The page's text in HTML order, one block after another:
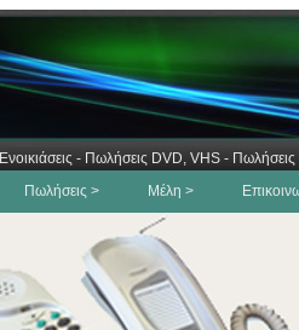
Ενοικιάσεις - Πωλήσεις DVD, VHS -
Πωλήσεις > Μέλη >